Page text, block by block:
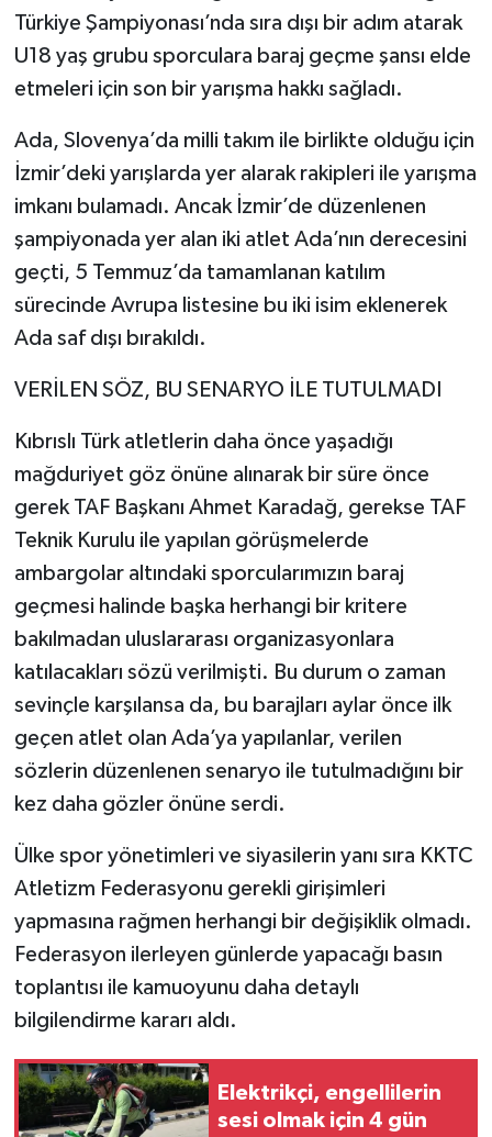
Türkiye Şampiyonası’nda sıra dışı bir adım atarak
U18 yaş grubu sporculara baraj geçme şansı elde
etmeleri için son bir yarışma hakkı sağladı.
Ada, Slovenya’da milli takım ile birlikte olduğu için
İzmir’deki yarışlarda yer alarak rakipleri ile yarışma
imkanı bulamadı. Ancak İzmir’de düzenlenen
şampiyonada yer alan iki atlet Ada’nın derecesini
geçti, 5 Temmuz’da tamamlanan katılım
sürecinde Avrupa listesine bu iki isim eklenerek
Ada saf dışı bırakıldı.
VERİLEN SÖZ, BU SENARYO İLE TUTULMADI
Kıbrıslı Türk atletlerin daha önce yaşadığı
mağduriyet göz önüne alınarak bir süre önce
gerek TAF Başkanı Ahmet Karadağ, gerekse TAF
Teknik Kurulu ile yapılan görüşmelerde
ambargolar altındaki sporcularımızın baraj
geçmesi halinde başka herhangi bir kritere
bakılmadan uluslararası organizasyonlara
katılacakları sözü verilmişti. Bu durum o zaman
sevinçle karşılansa da, bu barajları aylar önce ilk
geçen atlet olan Ada’ya yapılanlar, verilen
sözlerin düzenlenen senaryo ile tutulmadığını bir
kez daha gözler önüne serdi.
Ülke spor yönetimleri ve siyasilerin yanı sıra KKTC
Atletizm Federasyonu gerekli girişimleri
yapmasına rağmen herhangi bir değişiklik olmadı.
Federasyon ilerleyen günlerde yapacağı basın
toplantısı ile kamuoyunu daha detaylı
bilgilendirme kararı aldı.
Elektrikçi, engellilerin
sesi olmak için 4 gün